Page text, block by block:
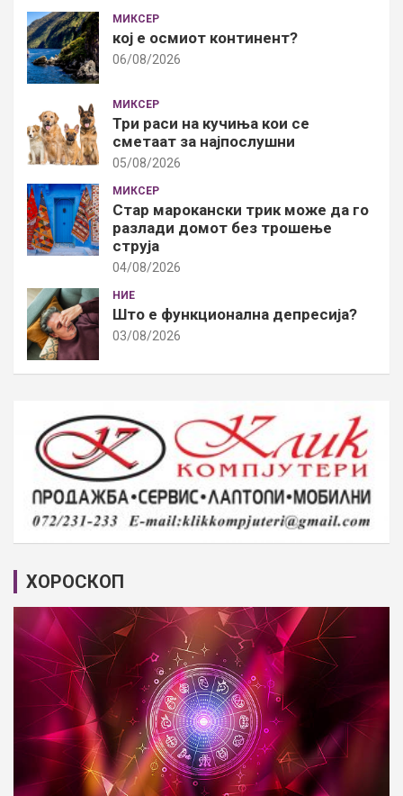
МИКСЕР
кој е осмиот континент?
06/08/2026
МИКСЕР
Три раси на кучиња кои се
сметаат за најпослушни
05/08/2026
МИКСЕР
Стар марокански трик може да го
разлади домот без трошење
струја
04/08/2026
НИЕ
Што е функционална депресија?
03/08/2026
ХОРОСКОП